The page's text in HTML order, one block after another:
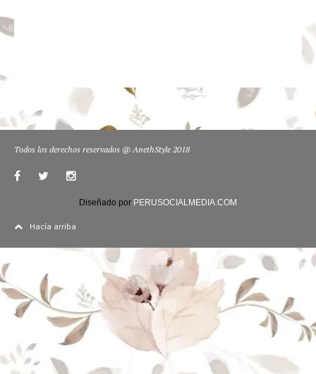
Todos los derechos reservados @ AnethStyle 2018
Diseñado por PERUSOCIALMEDIA.COM
Hacía arriba